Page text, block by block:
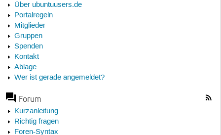
Über ubuntuusers.de
Portalregeln
Mitglieder
Gruppen
Spenden
Kontakt
Ablage
Wer ist gerade angemeldet?
Forum
Kurzanleitung
Richtig fragen
Foren-Syntax